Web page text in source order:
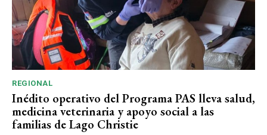
REGIONAL
Inédito operativo del Programa PAS lleva salud,
medicina veterinaria y apoyo social a las
familias de Lago Christie